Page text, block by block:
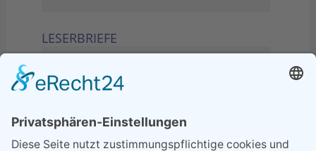
LESERBRIEFE
Sperrung B455: Kleiner
Grenzverkehr statt weite Wege
21.04.2026
Wenn Bahn-Computer nicht
miteinander kommunizieren